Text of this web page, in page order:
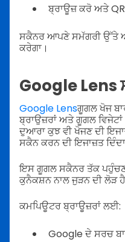
ਬ੍ਰਾਊਜ਼ ਕਰੋ ਅਤੇ
ਸਕੈਨਰ ਆਪਣੇ ਸਮੱਗਰੀ ਉੱਤੇ
ਕਰੇਗਾ।
Google Lens
Google Lensਗੂਗਲ ਖੋਜ
ਬ੍ਰਾਉਜ਼ਰਾਂ ਅਤੇ ਗੂਗਲ
ਦੁਆਰਾ ਕੁਝ ਵੀ ਖੋਜਣ ਦੀ
ਸਕੈਨ ਕਰਨ ਦੀ ਇਜਾਜ਼ਤ
ਇਸ ਗੂਗਲ ਸਕੈਨਰ ਤੱਕ
ਕੁਨੈਕਸ਼ਨ ਨਾਲ ਜੁੜਨ ਦੀ ਲੋੜ
ਕਮਪਿਊਟਰ ਬ੍ਰਾਊਜ਼ਰਾਂ ਲਈ:
Google ਦੇ ਸਰਚ